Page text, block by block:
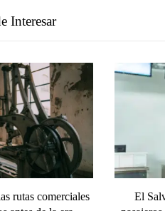
Interesar
rutas comerciales
El